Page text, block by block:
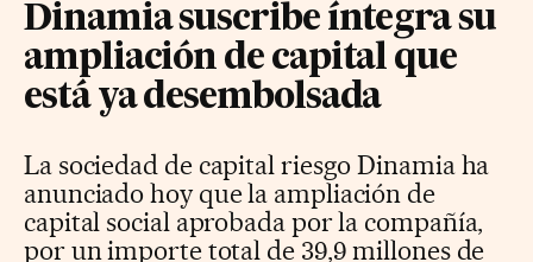
Dinamia suscribe íntegra su
ampliación de capital que
está ya desembolsada
La sociedad de capital riesgo Dinamia ha
anunciado hoy que la ampliación de
capital social aprobada por la compañía,
por un importe total de 39,9 millones de